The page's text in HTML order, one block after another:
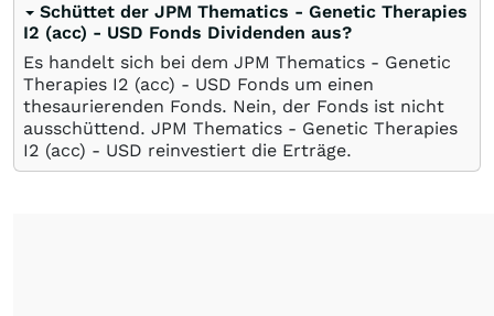
Schüttet der JPM Thematics - Genetic Therapies
I2 (acc) - USD Fonds Dividenden aus?
Es handelt sich bei dem JPM Thematics - Genetic
Therapies I2 (acc) - USD Fonds um einen
thesaurierenden Fonds. Nein, der Fonds ist nicht
ausschüttend. JPM Thematics - Genetic Therapies
I2 (acc) - USD reinvestiert die Erträge.